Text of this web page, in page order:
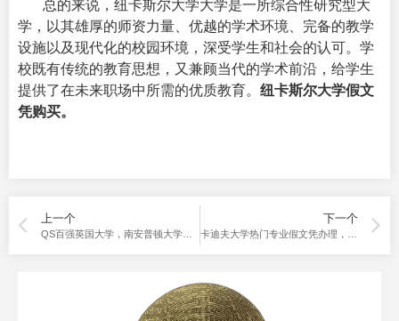
总的来说，纽卡斯尔大学大学是一所综合性研究型大
学，以其雄厚的师资力量、优越的学术环境、完备的教学
设施以及现代化的校园环境，深受学生和社会的认可。学
校既有传统的教育思想，又兼顾当代的学术前沿，给学生
提供了在未来职场中所需的优质教育。 纽卡斯尔大学假文
凭购买。
上一个 下一个